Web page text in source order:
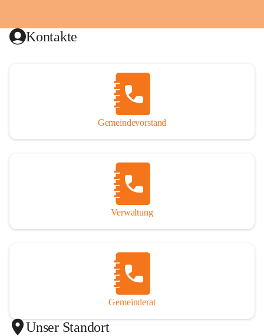
Kontakte
Gemeindevorstand
Verwaltung
Gemeinderat
Unser Standort